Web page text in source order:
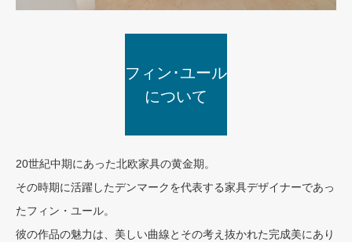
フィン･ユール
について
20世紀中期にあった北欧家具の黄金期。
その時期に活躍したデンマークを代表する家具デザイナーであっ
たフィン・ユール。
彼の作品の魅力は、美しい曲線とその考え抜かれた完成美にあり